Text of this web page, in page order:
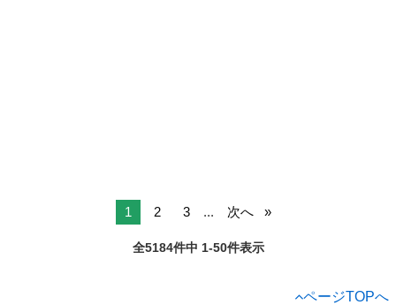
1 2 3 ... 次へ
全5184件中 1-50件表示
ページTOPへ